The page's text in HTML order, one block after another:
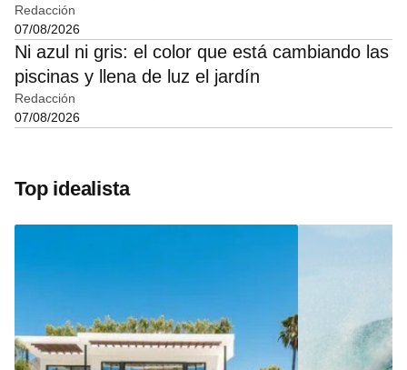
Redacción
07/08/2026
Ni azul ni gris: el color que está cambiando las
piscinas y llena de luz el jardín
Redacción
07/08/2026
Top idealista